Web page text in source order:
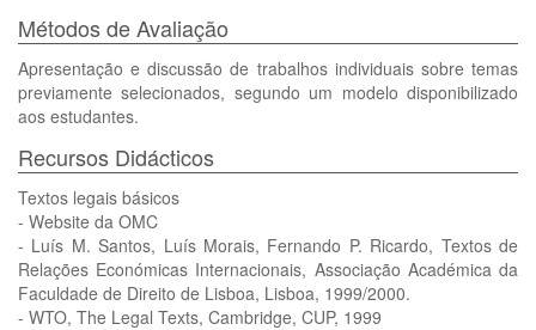
Métodos de Avaliação
Apresentação e discussão de trabalhos individuais sobre temas
previamente selecionados, segundo um modelo disponibilizado
aos estudantes.
Recursos Didácticos
Textos legais básicos
- Website da OMC
- Luís M. Santos, Luís Morais, Fernando P. Ricardo, Textos de
Relações Económicas Internacionais, Associação Académica da
Faculdade de Direito de Lisboa, Lisboa, 1999/2000.
- WTO, The Legal Texts, Cambridge, CUP, 1999